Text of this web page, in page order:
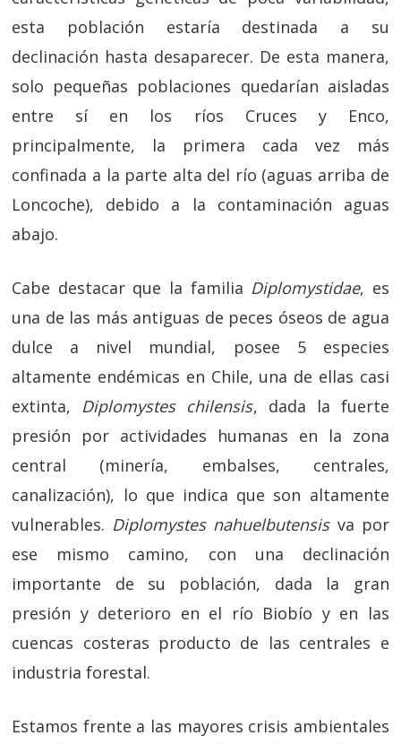
esta población estaría destinada a su
declinación hasta desaparecer. De esta manera,
solo pequeñas poblaciones quedarían aisladas
entre sí en los ríos Cruces y Enco,
principalmente, la primera cada vez más
confinada a la parte alta del río (aguas arriba de
Loncoche), debido a la contaminación aguas
abajo.
Cabe destacar que la familia Diplomystidae, es
una de las más antiguas de peces óseos de agua
dulce a nivel mundial, posee 5 especies
altamente endémicas en Chile, una de ellas casi
extinta, Diplomystes chilensis, dada la fuerte
presión por actividades humanas en la zona
central (minería, embalses, centrales,
canalización), lo que indica que son altamente
vulnerables. Diplomystes nahuelbutensisva por
ese mismo camino, con una declinación
importante de su población, dada la gran
presión y deterioro en el río Biobío y en las
cuencas costeras producto de las centrales e
industria forestal.
Estamos frente a las mayores crisis ambientales